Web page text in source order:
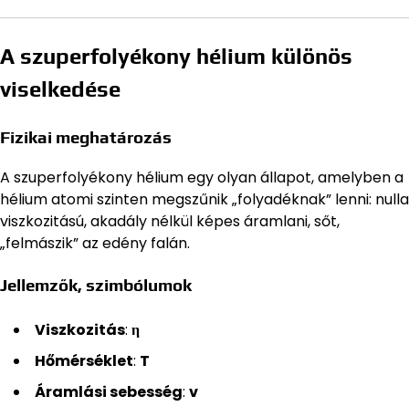
A szuperfolyékony hélium különös
viselkedése
Fizikai meghatározás
A szuperfolyékony hélium egy olyan állapot, amelyben a
hélium atomi szinten megszűnik „folyadéknak” lenni: nulla
viszkozitású, akadály nélkül képes áramlani, sőt,
„felmászik” az edény falán.
Jellemzők, szimbólumok
Viszkozitás: η
Hőmérséklet: T
Áramlási sebesség: v